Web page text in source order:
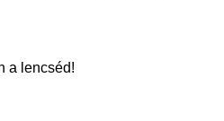
a lencséd!